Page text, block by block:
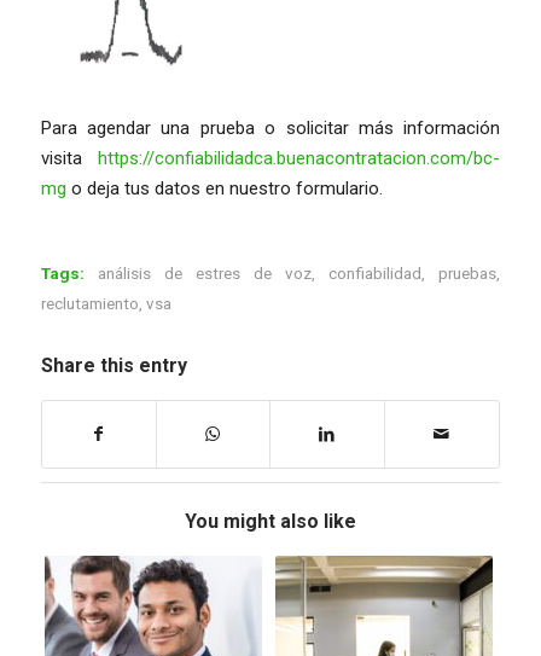
Para agendar una prueba o solicitar más información
visitahttps://confiabilidadca.buenacontratacion.com/bc-
mg o deja tus datos en nuestro formulario.
Tags: análisis de estres de voz confiabilidad pruebas
reclutamiento vsa
Share this entry
You might also like